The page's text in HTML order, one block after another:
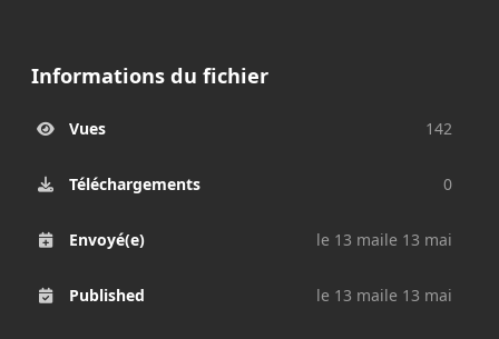
Informations du fichier
Vues 142
Téléchargements 0
Envoyé(e) le 13 maile 13 mai
Published le 13 maile 13 mai